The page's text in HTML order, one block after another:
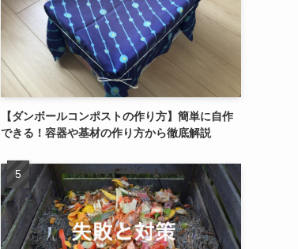
【ダンボールコンポストの作り方】簡単に自作
できる！容器や基材の作り方から徹底解説